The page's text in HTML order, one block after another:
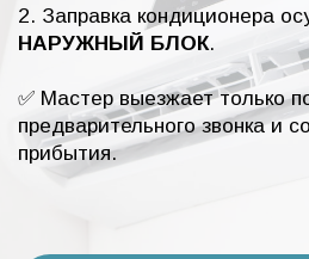
2. Заправка кондиционера
НАРУЖНЫЙ БЛОК.
✅ Мастер выезжает только
предварительного звонка и
прибытия.